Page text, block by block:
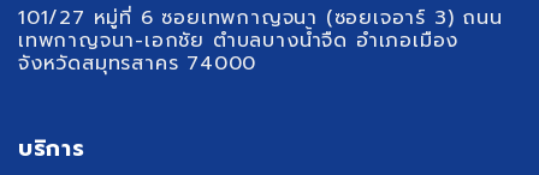
101/27 หมู่ที่ 6 ซอยเทพกาญจนา (ซอยเจอาร์ 3) ถนน
เทพกาญจนา-เอกชัย ตำบลบางน้ำจืด อำเภอเมือง
จังหวัดสมุทรสาคร 74000
บริการ